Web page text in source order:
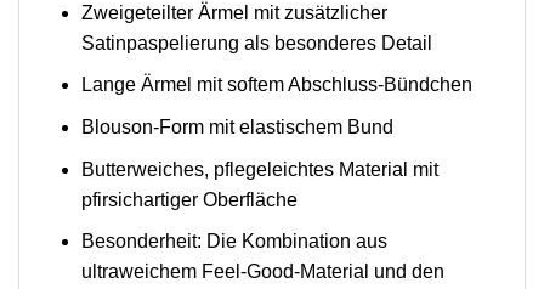
Zweigeteilter Ärmel mit zusätzlicher
Satinpaspelierung als besonderes Detail
Lange Ärmel mit softem Abschluss-Bündchen
Blouson-Form mit elastischem Bund
Butterweiches, pflegeleichtes Material mit
pfirsichartiger Oberfläche
Besonderheit: Die Kombination aus
ultraweichem Feel-Good-Material und den